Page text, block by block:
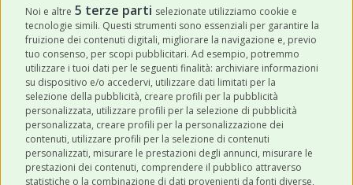
Noi e altre 5 terze parti selezionate utilizziamo cookie e
tecnologie simili. Questi strumenti sono essenziali per garantire la
fruizione dei contenuti digitali, migliorare la navigazione e, previo
tuo consenso, per scopi pubblicitari. Ad esempio, potremmo
utilizzare i tuoi dati per le seguenti finalità: archiviare informazioni
su dispositivo e/o accedervi, utilizzare dati limitati per la
selezione della pubblicità, creare profili per la pubblicità
personalizzata, utilizzare profili per la selezione di pubblicità
personalizzata, creare profili per la personalizzazione dei
contenuti, utilizzare profili per la selezione di contenuti
personalizzati, misurare le prestazioni degli annunci, misurare le
prestazioni dei contenuti, comprendere il pubblico attraverso
statistiche o la combinazione di dati provenienti da fonti diverse,
Acconsento a ricevere newsletter,
aggiornamenti e offerte promozionali da
Robinson Pet Shop tramite email.*
ULTIMI POST